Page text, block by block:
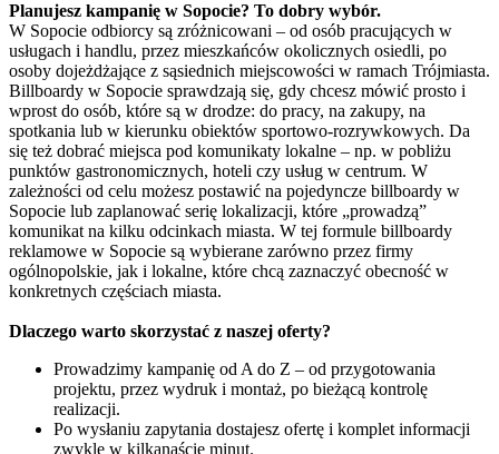
Planujesz kampanię w Sopocie? To dobry wybór.
W Sopocie odbiorcy są zróżnicowani – od osób pracujących w
usługach i handlu, przez mieszkańców okolicznych osiedli, po
osoby dojeżdżające z sąsiednich miejscowości w ramach Trójmiasta.
Billboardy w Sopocie sprawdzają się, gdy chcesz mówić prosto i
wprost do osób, które są w drodze: do pracy, na zakupy, na
spotkania lub w kierunku obiektów sportowo-rozrywkowych. Da
się też dobrać miejsca pod komunikaty lokalne – np. w pobliżu
punktów gastronomicznych, hoteli czy usług w centrum. W
zależności od celu możesz postawić na pojedyncze billboardy w
Sopocie lub zaplanować serię lokalizacji, które „prowadzą”
komunikat na kilku odcinkach miasta. W tej formule billboardy
reklamowe w Sopocie są wybierane zarówno przez firmy
ogólnopolskie, jak i lokalne, które chcą zaznaczyć obecność w
konkretnych częściach miasta.
Dlaczego warto skorzystać z naszej oferty?
Prowadzimy kampanię od A do Z – od przygotowania
projektu, przez wydruk i montaż, po bieżącą kontrolę
realizacji.
Po wysłaniu zapytania dostajesz ofertę i komplet informacji
zwykle w kilkanaście minut.